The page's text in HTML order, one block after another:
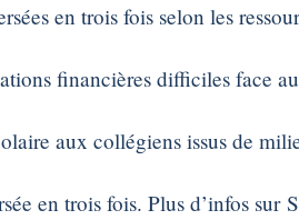
en trois fois selon les
financières difficiles face
aux collégiens issus de
en trois fois. Plus d’infos sur